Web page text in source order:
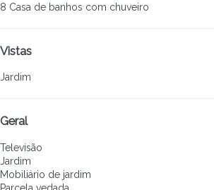
8 Casa de banhos com chuveiro
Vistas
Jardim
Geral
Televisão
Jardim
Mobiliário de jardim
Parcela vedada